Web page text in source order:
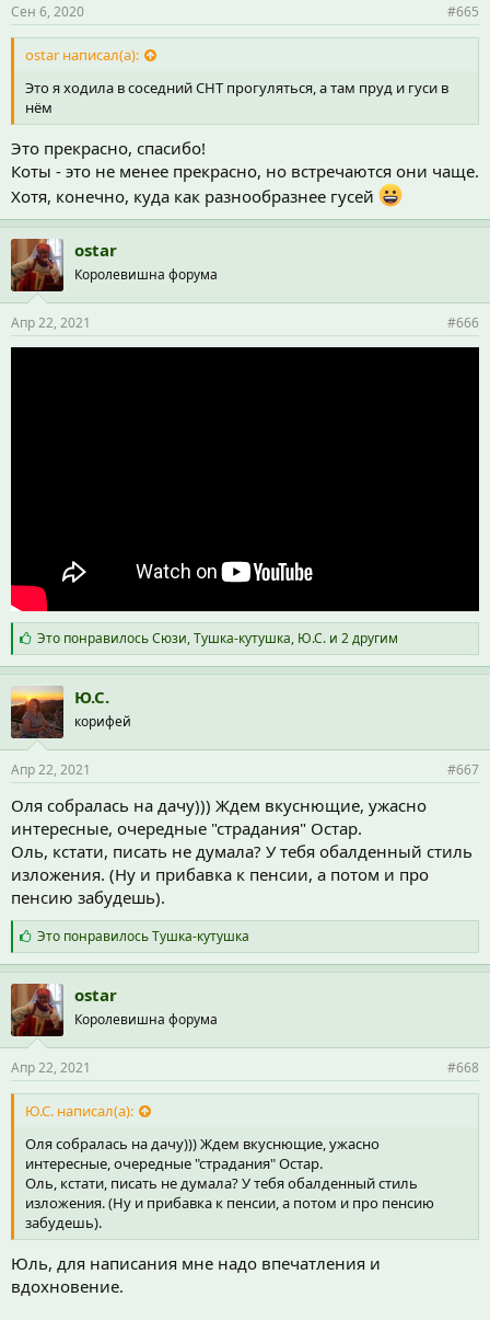
Сен 6, 2020 #665
ostar написал(а):
Это я ходила в соседний СНТ прогуляться, а там пруд и гуси в
нём
Это прекрасно, спасибо!
Коты - это не менее прекрасно, но встречаются они чаще.
Хотя, конечно, куда как разнообразнее гусей
ostar
Королевишна форума
Апр 22, 2021 #666
С
и
м
п
а
т
и
:
Это понравилосьСюзи,Тушка-кутушка, Ю.С.и 2 другим
Ю.С.
корифей
Апр 22, 2021 #667
Оля собралась на дачу))) Ждем вкуснющие, ужасно
интересные, очередные "страдания" Остар.
Оль, кстати, писать не думала? У тебя обалденный стиль
изложения. (Ну и прибавка к пенсии, а потом и про
пенсию забудешь).
С
и
м
п
а
т
и
:
Это понравилосьТушка-кутушка
ostar
Королевишна форума
Апр 22, 2021 #668
Ю.С. написал(а):
Оля собралась на дачу))) Ждем вкуснющие, ужасно
интересные, очередные "страдания" Остар.
Оль, кстати, писать не думала? У тебя обалденный стиль
изложения. (Ну и прибавка к пенсии, а потом и про пенсию
забудешь).
Юль, для написания мне надо впечатления и
вдохновение.